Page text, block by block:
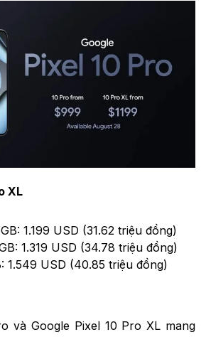
XL
1.199 USD (31.62 triệu đồng)
1.319 USD (34.78 triệu đồng)
1.549 USD (40.85 triệu đồng)
và Google Pixel 10 Pro XL mang